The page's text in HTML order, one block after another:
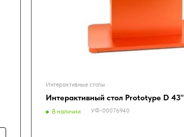
Интерактивные столы
Интерактивный стол Prototype D 43"
В наличии УФ-00076940